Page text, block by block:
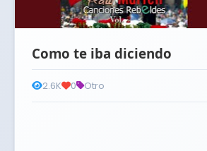
Como te iba diciendo
2.6K 0 Otro